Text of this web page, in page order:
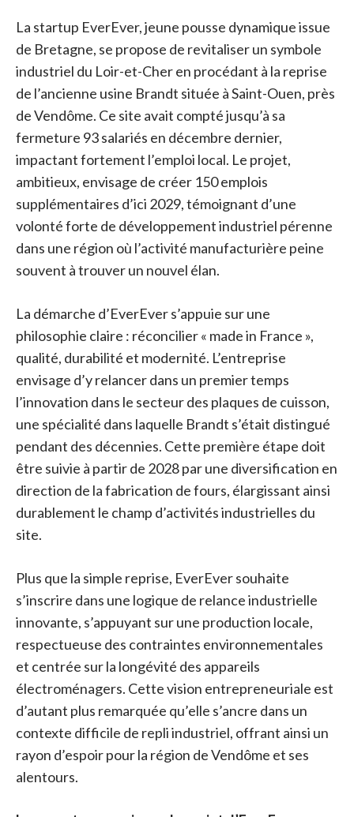
La startup EverEver, jeune pousse dynamique issue
de Bretagne, se propose de revitaliser un symbole
industriel du Loir-et-Cher en procédant à la reprise
de l’ancienne usine Brandt située à Saint-Ouen, près
de Vendôme. Ce site avait compté jusqu’à sa
fermeture 93 salariés en décembre dernier,
impactant fortement l’emploi local. Le projet,
ambitieux, envisage de créer 150 emplois
supplémentaires d’ici 2029, témoignant d’une
volonté forte de développement industriel pérenne
dans une région où l’activité manufacturière peine
souvent à trouver un nouvel élan.
La démarche d’EverEver s’appuie sur une
philosophie claire : réconcilier « made in France »,
qualité, durabilité et modernité. L’entreprise
envisage d’y relancer dans un premier temps
l’innovation dans le secteur des plaques de cuisson,
une spécialité dans laquelle Brandt s’était distingué
pendant des décennies. Cette première étape doit
être suivie à partir de 2028 par une diversification en
direction de la fabrication de fours, élargissant ainsi
durablement le champ d’activités industrielles du
site.
Plus que la simple reprise, EverEver souhaite
s’inscrire dans une logique de relance industrielle
innovante, s’appuyant sur une production locale,
respectueuse des contraintes environnementales
et centrée sur la longévité des appareils
électroménagers. Cette vision entrepreneuriale est
d’autant plus remarquée qu’elle s’ancre dans un
contexte difficile de repli industriel, offrant ainsi un
rayon d’espoir pour la région de Vendôme et ses
alentours.